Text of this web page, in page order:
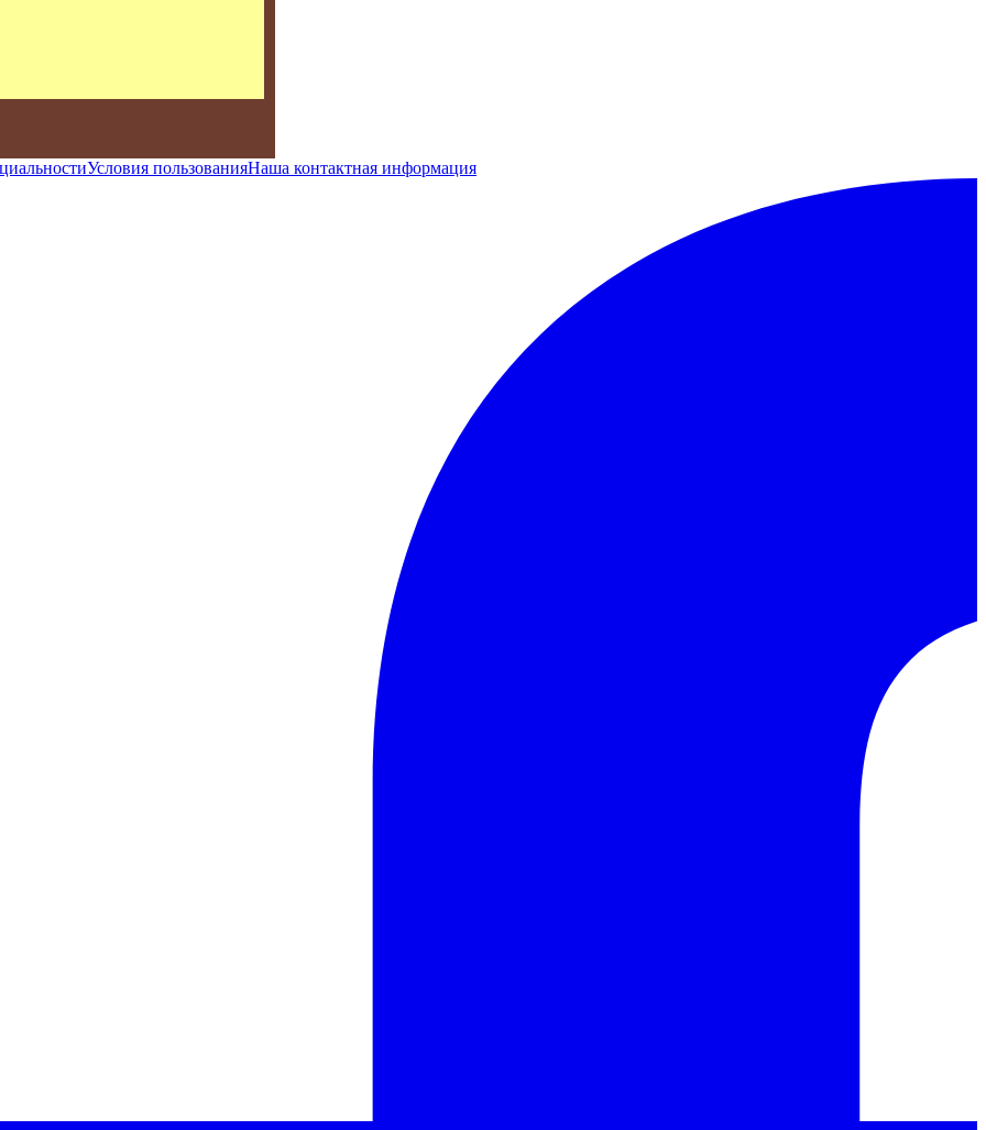
Условия пользованияНаша контактная информация